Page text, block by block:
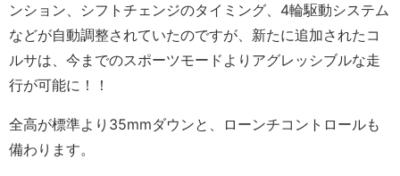
ンション、シフトチェンジのタイミング、4輪駆動システム
などが自動調整されていたのですが、新たに追加されたコ
ルサは、今までのスポーツモードよりアグレッシブルな走
行が可能に！！
全高が標準より35mmダウンと、ローンチコントロールも
備わります。